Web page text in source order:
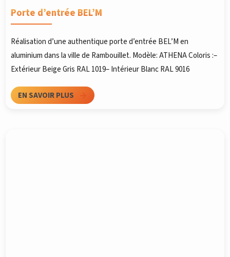
Porte d’entrée BEL’M
Réalisation d’une authentique porte d’entrée BEL’M en
aluminium dans la ville de Rambouillet. Modèle: ATHENA Coloris :–
Extérieur Beige Gris RAL 1019– Intérieur Blanc RAL 9016
EN SAVOIR PLUS